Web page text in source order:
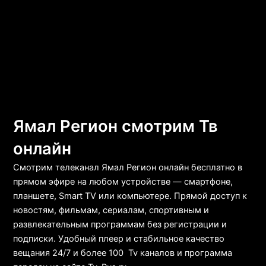
Ямал Регион смотрим Тв
онлайн
Смотрим телеканал Ямал Регион онлайн бесплатно в
прямом эфире на любом устройстве — смартфоне,
планшете, Smart TV или компьютере. Прямой доступ к
новостям, фильмам, сериалам, спортивным и
развлекательным программам без регистрации и
подписки. Удобный плеер и стабильное качество
вещания 24/7 и более 100 Tv каналов и программа